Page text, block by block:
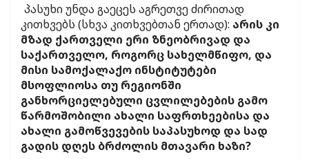
პასუხი უნდა გაეცეს აგრეთვე ძირითად
კითხვებს (სხვა კითხვებთან ერთად): არის კი
მზად ქართველი ერი ზნეობრივად და
საქართველო, როგორც სახელმწიფო, და
მისი სამოქალაქო ინსტიტუტები
მსოფლიოსა თუ რეგიონში
განხორციელებული ცვლილებების გამო
წარმოშობილი ახალი საფრთხეებისა და
ახალი გამოწვევების საპასუხოდ და სად
გადის დღეს ბრძოლის მთავარი ხაზი?